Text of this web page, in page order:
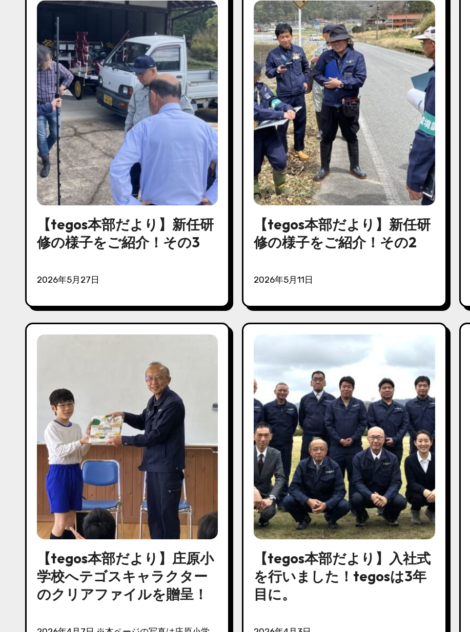
【tegos本部だより】新任研
修の様子をご紹介！その3
2026年5月27日
【tegos本部だより】新任研
修の様子をご紹介！その2
2026年5月11日
【tegos本部だより】庄原小
学校へテゴスキャラクター
のクリアファイルを贈呈！
【tegos本部だより】入社式
を行いました！tegosは3年
目に。